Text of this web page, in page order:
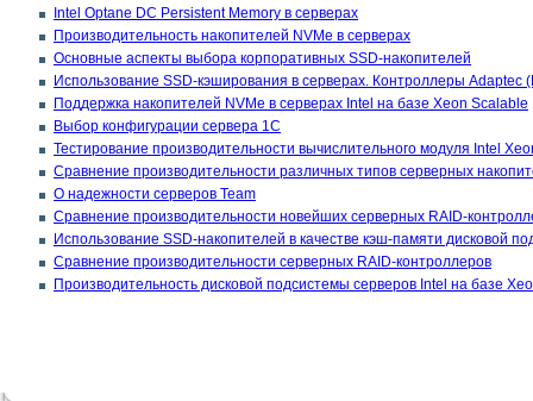
Intel Optane DC Persistent Memory в серверах
Производительность накопителей NVMe в серверах
Основные аспекты выбора корпоративных SSD-накопителей
Использование SSD-кэширования в серверах. Контроллеры Adaptec
Поддержка накопителей NVMe в серверах Intel на базе Xeon Scalable
Выбор конфигурации сервера 1С
Тестирование производительности вычислительного модуля Intel
Сравнение производительности различных типов серверных
О надежности серверов Team
Сравнение производительности новейших серверных RAID-
Использование SSD-накопителей в качестве кэш-памяти дисковой
Сравнение производительности серверных RAID-контроллеров
Производительность дисковой подсистемы серверов Intel на базе